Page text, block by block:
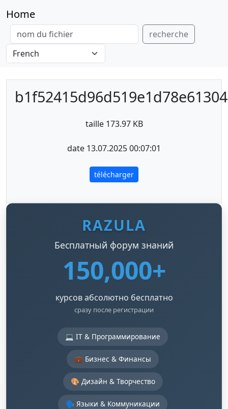
Home
recherche
taille 173.97 KB
date 13.07.2025 00:07:01
télécharger
RAZULA
Бесплатный форум знаний
150,000+
курсов абсолютно бесплатно
сразу после регистрации
💻 IT & Программирование
💼 Бизнес & Финансы
🎨 Дизайн & Творчество
🗣️ Языки & Коммуникации